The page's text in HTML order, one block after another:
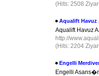
(Hits: 2508
Aqualift Havuz
Aqualift Havuz
http://
(Hits: 2204
Engelli
Engelli